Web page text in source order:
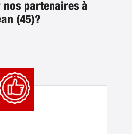
nos partenaires à
(45)?